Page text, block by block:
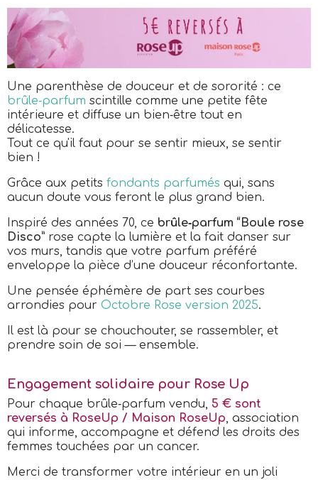
Une parenthèse de douceur et de sororité : ce
brûle‑parfum scintille comme une petite fête
intérieure et diffuse un bien‑être tout en
délicatesse.
Tout ce qu'il faut pour se sentir mieux, se sentir
bien !
Grâce aux petits fondants parfumés qui, sans
aucun doute vous feront le plus grand bien.
Inspiré des années 70, ce brûle‑parfum “Boule rose
Disco” rose capte la lumière et la fait danser sur
vos murs, tandis que votre parfum préféré
enveloppe la pièce d’une douceur réconfortante.
Une pensée éphémère de part ses courbes
arrondies pour Octobre Rose version 2025.
Il est là pour se chouchouter, se rassembler, et
prendre soin de soi — ensemble.
Engagement solidaire pour Rose Up
Pour chaque brûle‑parfum vendu, 5 € sont
reversés à RoseUp / Maison RoseUp, association
qui informe, accompagne et défend les droits des
femmes touchées par un cancer.
Merci de transformer votre intérieur en un joli